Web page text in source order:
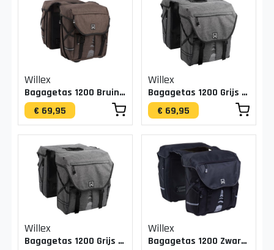
Willex
Bagagetas 1200 Bruin 20L
€ 69,95
Willex
Bagagetas 1200 Grijs 20L
€ 69,95
Willex
Bagagetas 1200 Grijs 50L
Willex
Bagagetas 1200 Zwart 20L